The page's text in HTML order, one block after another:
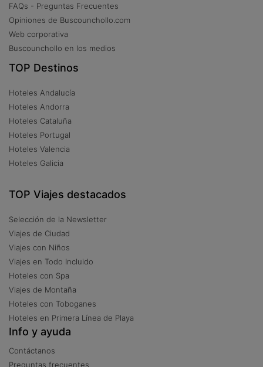
FAQs - Preguntas Frecuentes
Opiniones de Buscounchollo.com
Web corporativa
Buscounchollo en los medios
TOP Destinos
Hoteles Andalucía
Hoteles Andorra
Hoteles Cataluña
Hoteles Portugal
Hoteles Valencia
Hoteles Galicia
TOP Viajes destacados
Selección de la Newsletter
Viajes de Ciudad
Viajes con Niños
Viajes en Todo Incluido
Hoteles con Spa
Viajes de Montaña
Hoteles con Toboganes
Hoteles en Primera Línea de Playa
Info y ayuda
Contáctanos
Preguntas frecuentes